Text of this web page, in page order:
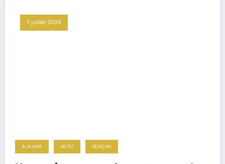
7 juillet 2026
A LA UNE ACTU SELEÇAO